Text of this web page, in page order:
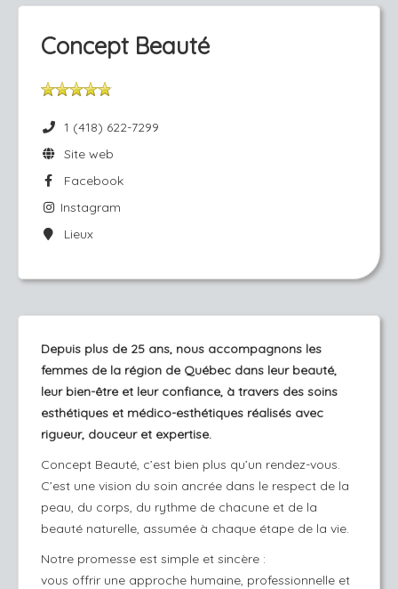
Concept Beauté
1 (418) 622-7299
Site web
Facebook
Instagram
Lieux
Depuis plus de 25 ans, nous accompagnons les
femmes de la région de Québec dans leur beauté,
leur bien-être et leur confiance, à travers des soins
esthétiques et médico-esthétiques réalisés avec
rigueur, douceur et expertise.
Concept Beauté, c’est bien plus qu’un rendez-vous.
C’est une vision du soin ancrée dans le respect de la
peau, du corps, du rythme de chacune et de la
beauté naturelle, assumée à chaque étape de la vie.
Notre promesse est simple et sincère :
vous offrir une approche humaine, professionnelle et